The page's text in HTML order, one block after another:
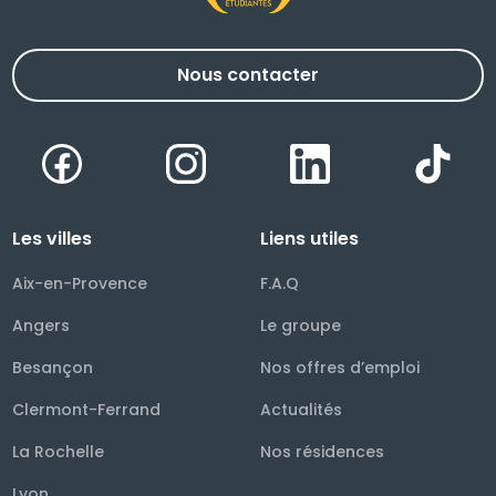
Nous contacter
Facebook Instagram LinkedIn
Les villes
Aix-en-Provence
Angers
Besançon
Clermont-Ferrand
La Rochelle
Liens utiles
F.A.Q
Le groupe
Nos offres d’emploi
Actualités
Nos résidences